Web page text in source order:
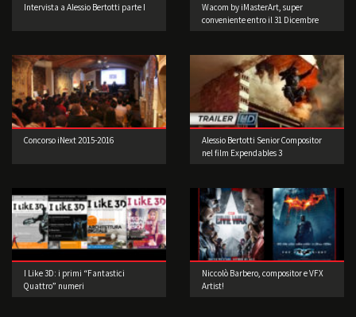
Intervista a Alessio Bertotti parte I
Wacom by iMasterArt, super
conveniente entro il 31 Dicembre
Concorso iNext 2015-2016
Alessio Bertotti Senior Compositor
nel film Expendables 3
I Like 3D: i primi “Fantastici
Quattro” numeri
Niccolò Barbero, compositor e VFX
Artist!